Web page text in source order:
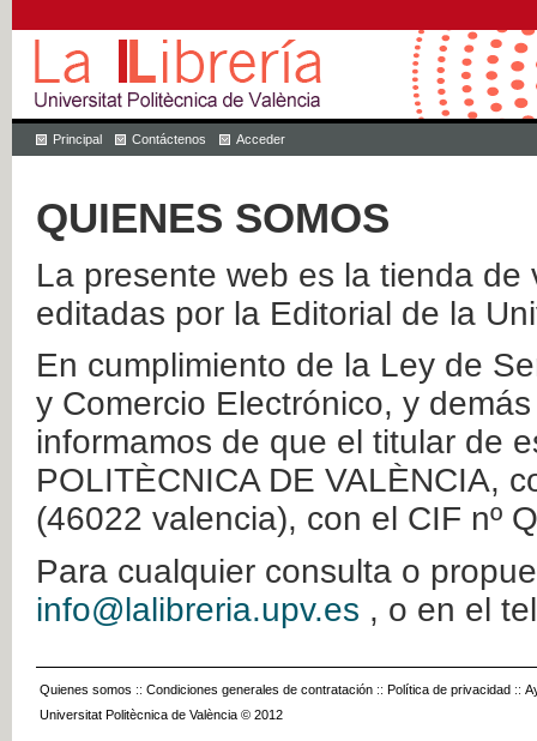
Principal Contáctenos Acceder
QUIENES SOMOS
La presente web es la tienda
editadas por la Editorial de la
En cumplimiento de la Ley de
y Comercio Electrónico, y
informamos de que el titular de
POLITÈCNICA DE VALÈNCIA,
(46022 valencia), con el CIF nº
Para cualquier consulta o
info@lalibreria.upv.es , o en el
Quienes somos :: Condiciones generales de contratación :: Política de privacidad ::
Universitat Politècnica de València © 2012